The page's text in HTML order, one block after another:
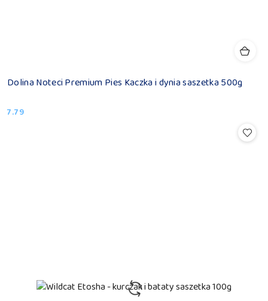
Dolina Noteci Premium Pies Kaczka i dynia saszetka 500g
Cena:
7.79